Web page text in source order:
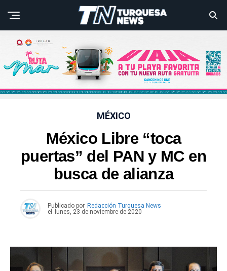
MÉXICO
México Libre “toca
puertas” del PAN y MC en
busca de alianza
Publicado por Redacción Turquesa News
el
lunes, 23 de noviembre de 2020